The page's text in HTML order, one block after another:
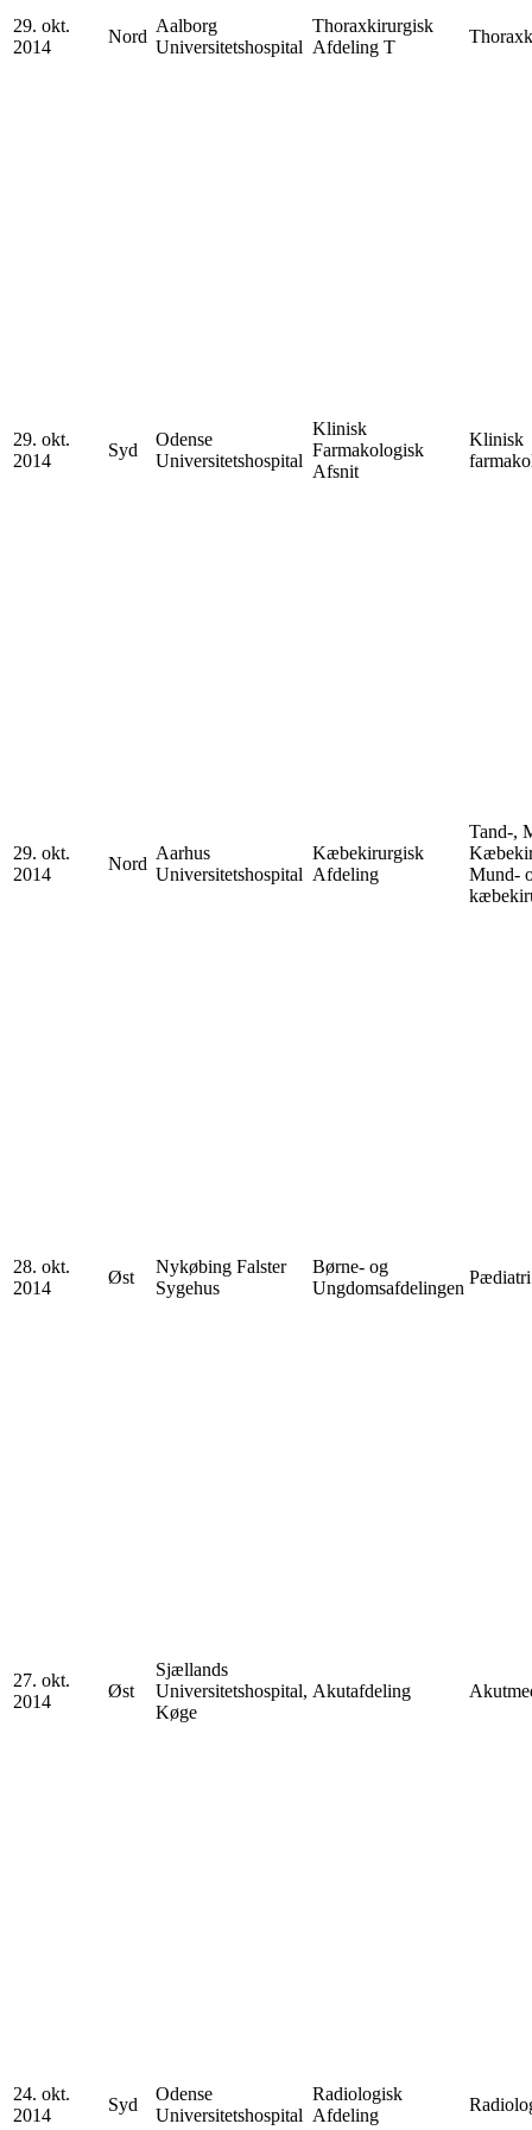
29. okt.
2014
Nord
Aalborg
Universitetshospital
Thoraxkirurgisk
Afdeling T
29. okt.
2014
Syd
Odense
Universitetshospital
Klinisk
Farmakologisk
Afsnit
Klinisk
29. okt.
2014
Nord
Aarhus
Universitetshospital
Kæbekirurgisk
Afdeling
Tand-,
Mund-
28. okt.
2014
Øst
Nykøbing Falster
Sygehus
Børne- og
Ungdomsafdelingen
Pædiatri
27. okt.
2014
Øst
Sjællands
Universitetshospital,
Køge
Akutafdeling
24. okt.
2014
Syd
Odense
Universitetshospital
Radiologisk
Afdeling